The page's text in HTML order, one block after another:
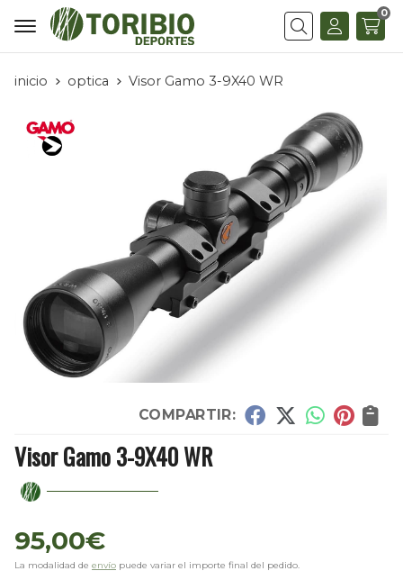
Buscar
0
inicio optica Visor Gamo 3-9X40 WR
COMPARTIR:
Visor Gamo 3-9X40 WR
95,00€
La modalidad de envío puede variar el importe final del pedido.